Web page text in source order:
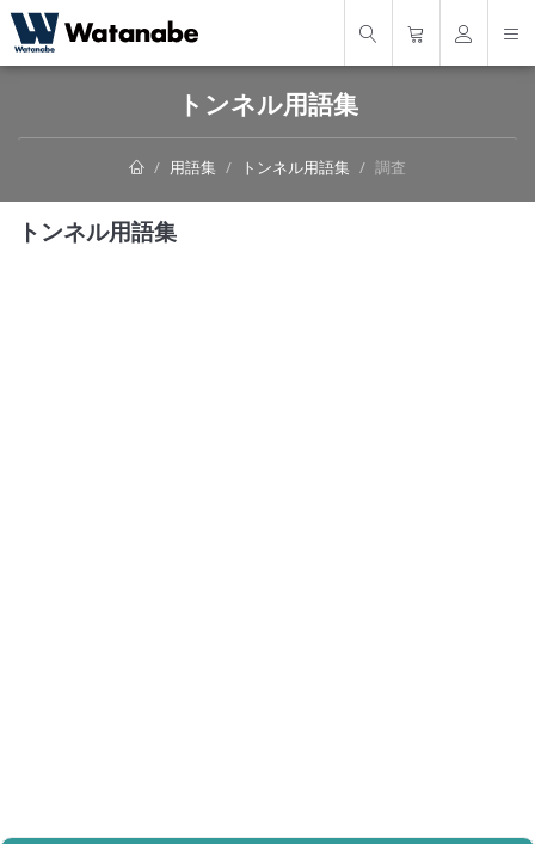
トンネル用語集
用語集 トンネル用語集 調査
トンネル用語集